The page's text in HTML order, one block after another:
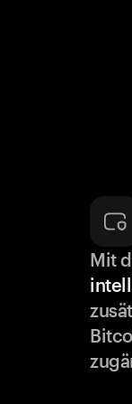
Mit